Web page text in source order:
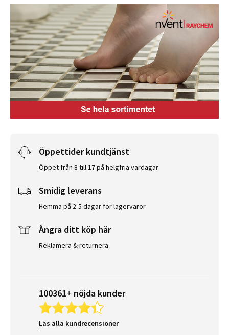
Öppettider kundtjänst
Öppet från 8 till 17 på helgfria vardagar
Smidig leverans
Hemma på 2-5 dagar för lagervaror
Ångra ditt köp här
Reklamera & returnera
100361+ nöjda kunder
Läs alla kundrecensioner